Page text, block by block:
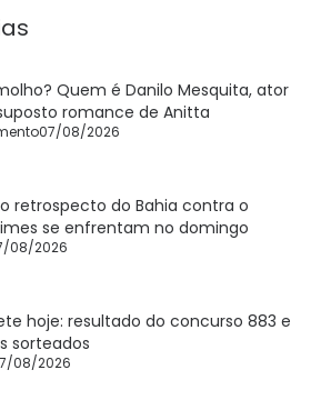
Quem é Danilo Mesquita, ator
romance de Anitta
07/08/2026
retrospecto do Bahia contra o
se enfrentam no domingo
08/2026
hoje: resultado do concurso 883 e
sorteados
08/2026